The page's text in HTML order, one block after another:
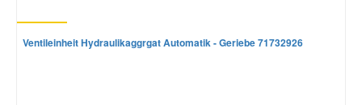
Ventileinheit Hydraulikaggrgat Automatik - Geriebe 71732926